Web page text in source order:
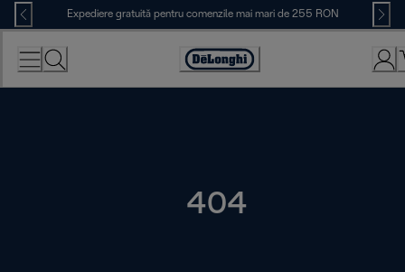
Skip
to
Content
Expediere gratuită pentru comenzile mai mari de 255 RON
Accessibility
Statement
404